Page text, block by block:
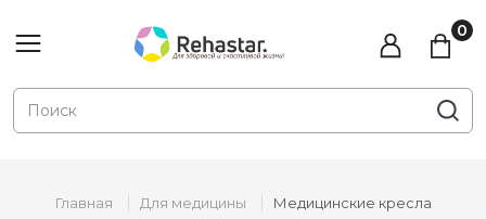
Главная Для медицины Медицинские кресла